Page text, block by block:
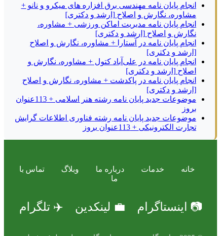
انجام پایان نامه مهندسی برق افزاره های میکرو و نانو +
مشاوره، نگارش و اصلاح [ارشد و دکتری]
انجام پایان نامه مدیریت اماکن ورزشی + مشاوره،
نگارش و اصلاح [ارشد و دکتری]
انجام پایان نامه در آستارا + مشاوره، نگارش و اصلاح
[ارشد و دکتری]
انجام پایان نامه در علی‌آباد کتول + مشاوره، نگارش و
اصلاح [ارشد و دکتری]
انجام پایان نامه در پاکدشت + مشاوره، نگارش و اصلاح
[ارشد و دکتری]
موضوعات جدید پایان نامه رشته هنر اسلامی + 113عنوان
بروز
موضوعات جدید پایان نامه رشته فناوری اطلاعات گرایش
تجارت الکترونیکی + 113عنوان بروز
خانه خدمات درباره ما وبلاگ
تماس با
ما
📷 اینستاگرام 💼 لینکدین ✈️ تلگرام